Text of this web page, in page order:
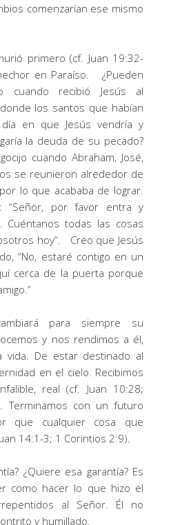
comenzarían ese mismo
primero (cf. Juan 19:32-
en Paraíso. ¿Pueden
cuando recibió Jesús al
los santos que habían
en que Jesús vendría y
la deuda de su pecado?
cuando Abraham, José,
se reunieron alrededor de
lo que acababa de lograr.
“Señor, por favor entra y
Cuéntanos todas las cosas
hoy”. Creo que Jesús
“No, estaré contigo en un
cerca de la puerta porque
para siempre su
y nos rendimos a él,
vida. De estar destinado al
en el cielo. Recibimos
real (cf. Juan 10:28;
Terminamos con un futuro
que cualquier cosa que
14:1-3; 1 Corintios 2:9).
¿Quiere esa garantía? Es
como hacer lo que hizo el
al Señor. Él no
y humillado.